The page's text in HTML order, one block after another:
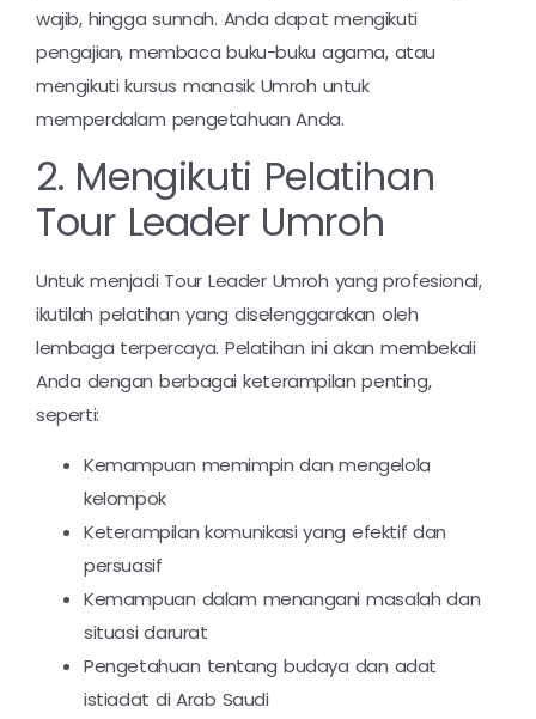
wajib, hingga sunnah. Anda dapat mengikuti
pengajian, membaca buku-buku agama, atau
mengikuti kursus manasik Umroh untuk
memperdalam pengetahuan Anda.
2. Mengikuti Pelatihan
Tour Leader Umroh
Untuk menjadi Tour Leader Umroh yang profesional,
ikutilah pelatihan yang diselenggarakan oleh
lembaga terpercaya. Pelatihan ini akan membekali
Anda dengan berbagai keterampilan penting,
seperti:
Kemampuan memimpin dan mengelola
kelompok
Keterampilan komunikasi yang efektif dan
persuasif
Kemampuan dalam menangani masalah dan
situasi darurat
Pengetahuan tentang budaya dan adat
istiadat di Arab Saudi